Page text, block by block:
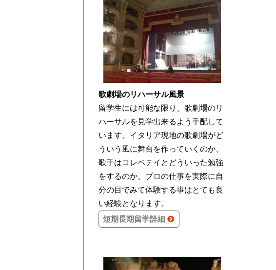
歌劇場のリハーサル風景
留学生には可能な限り、歌劇場のリ
ハーサルを見学出来るよう手配して
います。イタリア現地の歌劇場がど
ういう風に舞台を作っていくのか、
歌手はコレペテイとどういった勉強
をするのか、プロの仕事を実際に自
分の目でみて体験する事はとても良
い経験となります。
短期長期留学詳細